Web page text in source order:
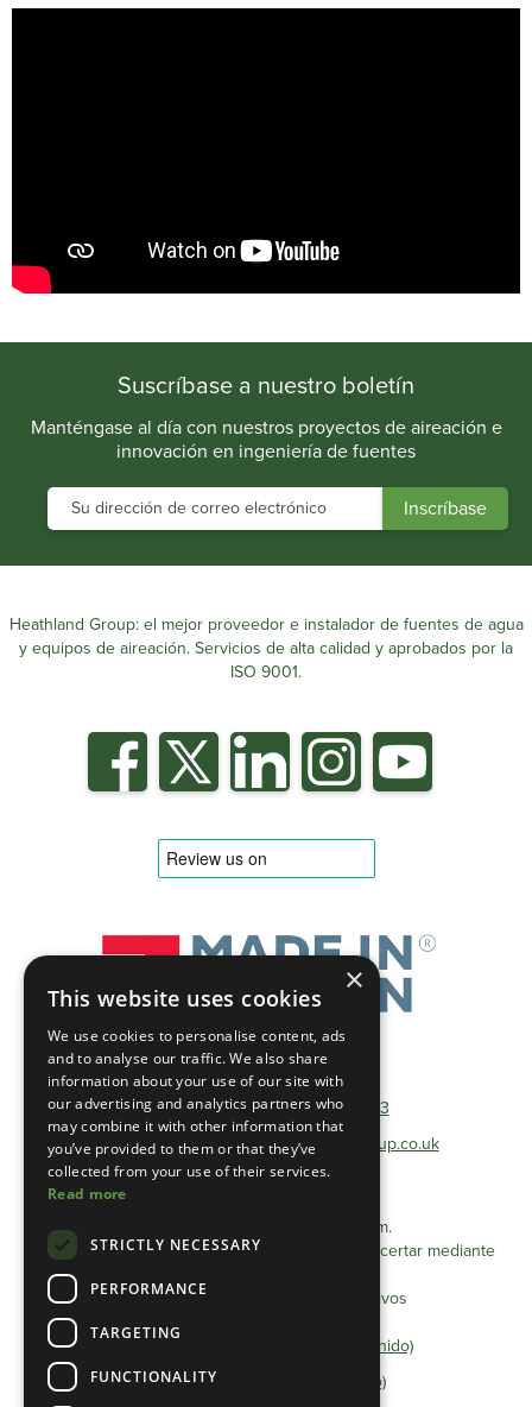
Suscríbase a nuestro boletín
Manténgase al día con nuestros proyectos de aireación e
innovación en ingeniería de fuentes
Heathland Group: el mejor proveedor e instalador de fuentes de agua
y equipos de aireación. Servicios de alta calidad y aprobados por la
ISO 9001.
01493 801600
Teléfono gratuito:0333 0384 103
Correo electrónico:info@heathlandgroup.co.uk
Lunes a viernes de 8 a.m. a 4 p.m.
Las citas después de las 16:00 se pueden concertar mediante
Cerrado sábados, domingos y festivos
Declaración de privacidad (Reino Unido)
Política de cookies (Reino Unido)
×
This website uses cookies
We use cookies to personalise content, ads
and to analyse our traffic. We also share
information about your use of our site with
our advertising and analytics partners who
may combine it with other information that
you’ve provided to them or that they’ve
collected from your use of their services.
Read more
STRICTLY NECESSARY
PERFORMANCE
TARGETING
FUNCTIONALITY